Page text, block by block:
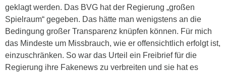
geklagt werden. Das BVG hat der Regierung „großen
Spielraum“ gegeben. Das hätte man wenigstens an die
Bedingung großer Transparenz knüpfen können. Für mich
das Mindeste um Missbrauch, wie er offensichtlich erfolgt ist,
einzuschränken. So war das Urteil ein Freibrief für die
Regierung ihre Fakenews zu verbreiten und sie hat es